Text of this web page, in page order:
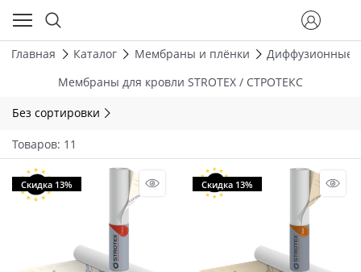
Главная Каталог Мембраны и плёнки
Диффузионные
Мембраны для кровли STROTEX / СТРОТЕКС
Без сортировки
Товаров: 11
Скидка 13% Скидка 13%